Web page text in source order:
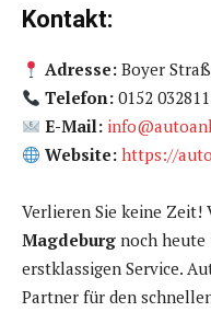
Kontakt:
Adresse: Boyer
Telefon: 0152
E-Mail:
Website: https://
Verlieren Sie keine Zeit!
Magdeburg noch heute
erstklassigen Service.
Partner für den